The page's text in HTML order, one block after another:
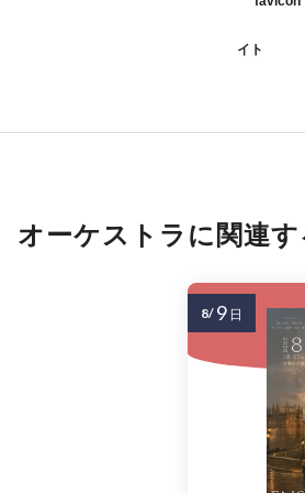
イト
オーケストラに関連
8/ 9 日